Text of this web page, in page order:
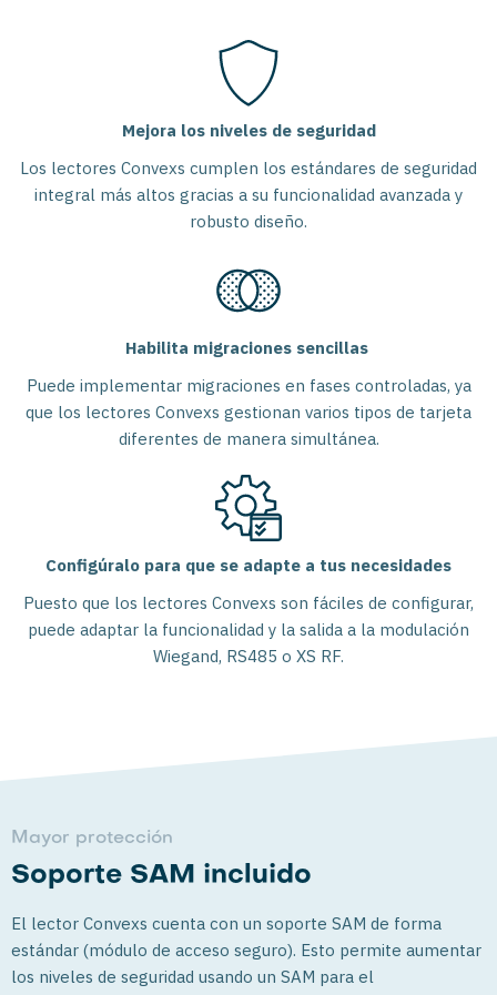
Mejora los niveles de seguridad
Los lectores Convexs cumplen los estándares de seguridad
integral más altos gracias a su funcionalidad avanzada y
robusto diseño.
Habilita migraciones sencillas
Puede implementar migraciones en fases controladas, ya
que los lectores Convexs gestionan varios tipos de tarjeta
diferentes de manera simultánea.
Configúralo para que se adapte a tus necesidades
Puesto que los lectores Convexs son fáciles de configurar,
puede adaptar la funcionalidad y la salida a la modulación
Wiegand, RS485 o XS RF.
Mayor protección
Soporte SAM incluido
El lector Convexs cuenta con un soporte SAM de forma
estándar (módulo de acceso seguro). Esto permite aumentar
los niveles de seguridad usando un SAM para el